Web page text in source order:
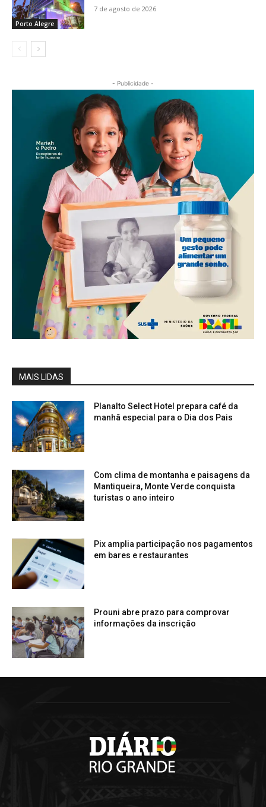
Porto Alegre
7 de agosto de 2026
- Publicidade -
MAIS LIDAS
Planalto Select Hotel prepara café da
manhã especial para o Dia dos Pais
Com clima de montanha e paisagens da
Mantiqueira, Monte Verde conquista
turistas o ano inteiro
Pix amplia participação nos pagamentos
em bares e restaurantes
Prouni abre prazo para comprovar
informações da inscrição